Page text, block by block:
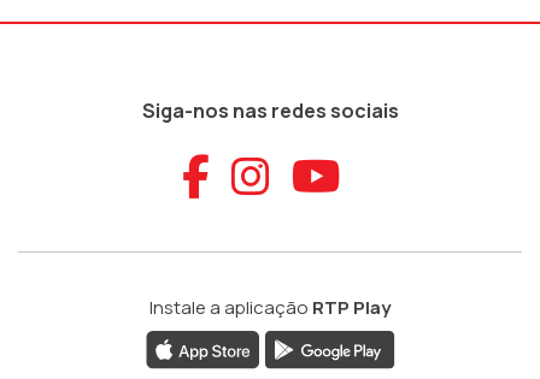
Siga-nos nas redes sociais
Aceder ao
Aceder ao
Aceder
Instale a aplicação RTP Play